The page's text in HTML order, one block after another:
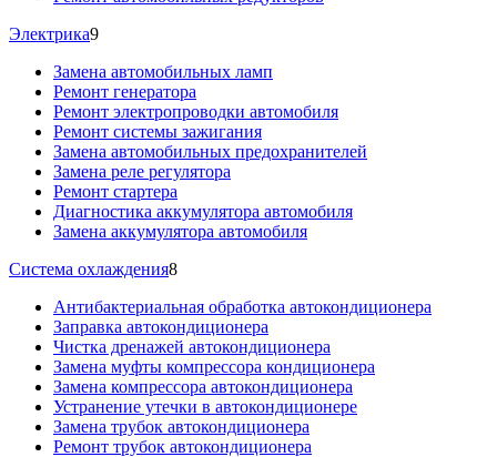
Электрика9
Замена автомобильных ламп
Ремонт генератора
Ремонт электропроводки автомобиля
Ремонт системы зажигания
Замена автомобильных предохранителей
Замена реле регулятора
Ремонт стартера
Диагностика аккумулятора автомобиля
Замена аккумулятора автомобиля
Система охлаждения8
Антибактериальная обработка автокондиционера
Заправка автокондиционера
Чистка дренажей автокондиционера
Замена муфты компрессора кондиционера
Замена компрессора автокондиционера
Устранение утечки в автокондиционере
Замена трубок автокондиционера
Ремонт трубок автокондиционера